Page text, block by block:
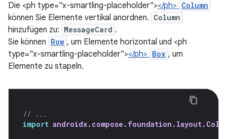
Die <ph type="x-smartling-placeholder"></ph> Column
können Sie Elemente vertikal anordnen. Column
hinzufügen zu: MessageCard .
Sie können Row , um Elemente horizontal und <ph
type="x-smartling-placeholder"></ph> Box , um
Elemente zu stapeln.
// ...
import